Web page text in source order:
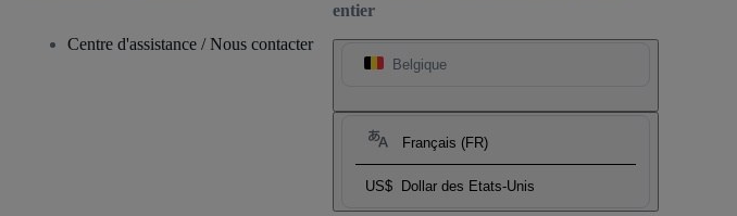
entier
Belgique
Français (FR)
US$ Dollar des Etats-Unis
Centre d'assistance / Nous contacter